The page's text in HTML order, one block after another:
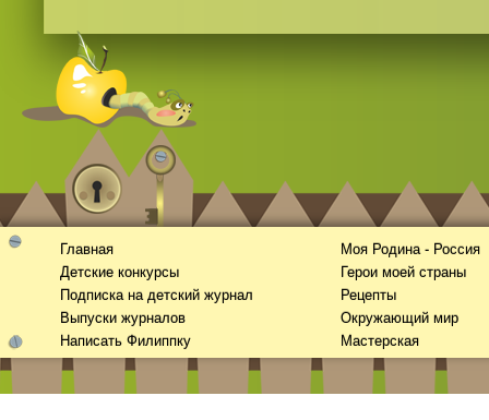
Главная
Детские конкурсы
Подписка на детский журнал
Выпуски журналов
Написать Филиппку
Моя Родина - Россия
Герои моей страны
Рецепты
Окружающий мир
Мастерская